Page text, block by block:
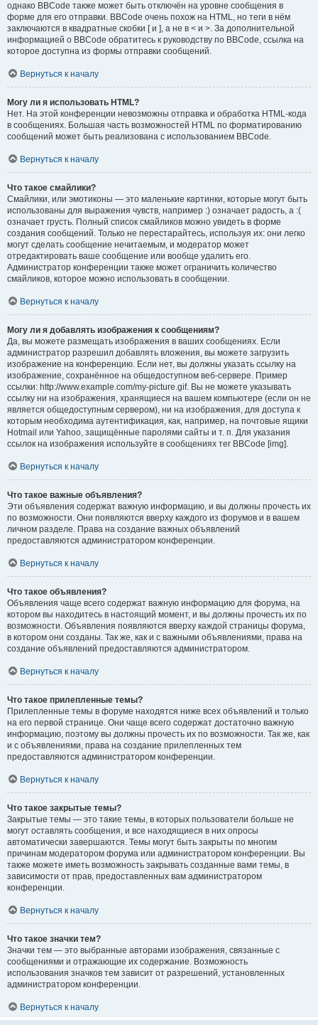
однако BBCode также может быть отключён на уровне сообщения в
форме для его отправки. BBCode очень похож на HTML, но теги в нём
заключаются в квадратные скобки [ и ], а не в < и >. За дополнительной
информацией о BBCode обратитесь к руководству по BBCode, ссылка на
которое доступна из формы отправки сообщений.
Вернуться к началу
Могу ли я использовать HTML?
Нет. На этой конференции невозможны отправка и обработка HTML-кода
в сообщениях. Большая часть возможностей HTML по форматированию
сообщений может быть реализована с использованием BBCode.
Вернуться к началу
Что такое смайлики?
Смайлики, или эмотиконы — это маленькие картинки, которые могут быть
использованы для выражения чувств, например :) означает радость, а :(
означает грусть. Полный список смайликов можно увидеть в форме
создания сообщений. Только не перестарайтесь, используя их: они легко
могут сделать сообщение нечитаемым, и модератор может
отредактировать ваше сообщение или вообще удалить его.
Администратор конференции также может ограничить количество
смайликов, которое можно использовать в сообщении.
Вернуться к началу
Могу ли я добавлять изображения к сообщениям?
Да, вы можете размещать изображения в ваших сообщениях. Если
администратор разрешил добавлять вложения, вы можете загрузить
изображение на конференцию. Если нет, вы должны указать ссылку на
изображение, сохранённое на общедоступном веб-сервере. Пример
ссылки: http://www.example.com/my-picture.gif. Вы не можете указывать
ссылку ни на изображения, хранящиеся на вашем компьютере (если он не
является общедоступным сервером), ни на изображения, для доступа к
которым необходима аутентификация, как, например, на почтовые ящики
Hotmail или Yahoo, защищённые паролями сайты и т. п. Для указания
ссылок на изображения используйте в сообщениях тег BBCode [img].
Вернуться к началу
Что такое важные объявления?
Эти объявления содержат важную информацию, и вы должны прочесть их
по возможности. Они появляются вверху каждого из форумов и в вашем
личном разделе. Права на создание важных объявлений
предоставляются администратором конференции.
Вернуться к началу
Что такое объявления?
Объявления чаще всего содержат важную информацию для форума, на
котором вы находитесь в настоящий момент, и вы должны прочесть их по
возможности. Объявления появляются вверху каждой страницы форума,
в котором они созданы. Так же, как и с важными объявлениями, права на
создание объявлений предоставляются администратором.
Вернуться к началу
Что такое прилепленные темы?
Прилепленные темы в форуме находятся ниже всех объявлений и только
на его первой странице. Они чаще всего содержат достаточно важную
информацию, поэтому вы должны прочесть их по возможности. Так же, как
и с объявлениями, права на создание прилепленных тем
предоставляются администратором конференции.
Вернуться к началу
Что такое закрытые темы?
Закрытые темы — это такие темы, в которых пользователи больше не
могут оставлять сообщения, и все находящиеся в них опросы
автоматически завершаются. Темы могут быть закрыты по многим
причинам модератором форума или администратором конференции. Вы
также можете иметь возможность закрывать созданные вами темы, в
зависимости от прав, предоставленных вам администратором
конференции.
Вернуться к началу
Что такое значки тем?
Значки тем — это выбранные авторами изображения, связанные с
сообщениями и отражающие их содержание. Возможность
использования значков тем зависит от разрешений, установленных
администратором конференции.
Вернуться к началу